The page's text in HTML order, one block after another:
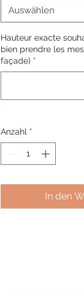
Auswählen
Hauteur exacte
bien prendre les
façade) *
Anzahl *
In den